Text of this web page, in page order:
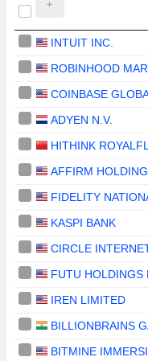
INTUIT INC.
ADYEN N.V.
KASPI BANK
IREN LIMITED